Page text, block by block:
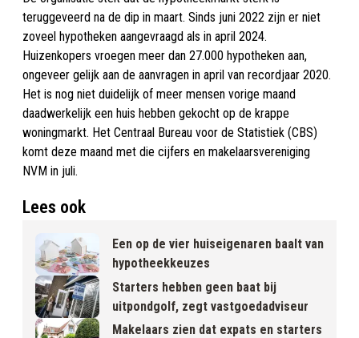
teruggeveerd na de dip in maart. Sinds juni 2022 zijn er niet
zoveel hypotheken aangevraagd als in april 2024.
Huizenkopers vroegen meer dan 27.000 hypotheken aan,
ongeveer gelijk aan de aanvragen in april van recordjaar 2020.
Het is nog niet duidelijk of meer mensen vorige maand
daadwerkelijk een huis hebben gekocht op de krappe
woningmarkt. Het Centraal Bureau voor de Statistiek (CBS)
komt deze maand met die cijfers en makelaarsvereniging
NVM in juli.
Lees ook
Een op de vier huiseigenaren baalt van
hypotheekkeuzes
Starters hebben geen baat bij
uitpondgolf, zegt vastgoedadviseur
Makelaars zien dat expats en starters